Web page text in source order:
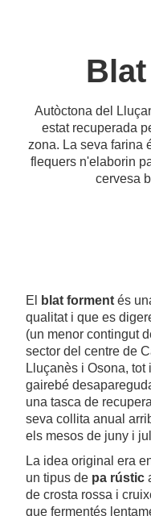
Autòctona del
estat recuperada
zona. La seva farina
flequers n'elaborin
cervesa
El blat forment és
qualitat i que es
(un menor contingut
sector del centre de
Lluçanès i Osona,
gairebé
una tasca de
seva collita anual
els mesos de juny i
La idea original era
un tipus de pa rústic
de crosta rossa i
que fermentés